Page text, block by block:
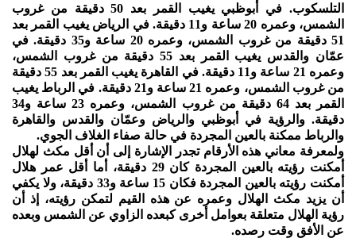
التلسكوب. في أبوظبي يغيب القمر بعد 50 دقيقة من غروب
الشمس، وعمره 20 ساعة و11 دقيقة. في الرياض يغيب القمر بعد
51 دقيقة من غروب الشمس، وعمره 20 ساعة و35 دقيقة. في
عمّان والقدس يغيب القمر بعد 55 دقيقة من غروب الشمس،
وعمره 21 ساعة و11 دقيقة. في القاهرة يغيب القمر بعد 55 دقيقة
من غروب الشمس، وعمره 21 ساعة و21 دقيقة. في الرباط يغيب
القمر بعد 64 دقيقة من غروب الشمس، وعمره 23 ساعة و34
دقيقة. والرؤية في أبوظبي والرياض وعمّان والقدس والقاهرة
والرباط ممكنة بالعين المجردة في حالة صفاء الغلاف الجوي.
ولمعرفة معاني هذه الأرقام تجدر الإشارة إلى أن أقل مكث لهلال
أمكنت رؤيته بالعين المجردة كان 29 دقيقة، أما أقل عمر هلال
أمكنت رؤيته بالعين المجردة فكان 15 ساعة و33 دقيقة، ولا يكفي
أن يزيد مكث الهلال وعمره عن هذه القيم لتمكن رؤيته، إذ أن
رؤية الهلال متعلقة بعوامل أخرى كبعده الزاوي عن الشمس وبعده
عن الأفق وقت رصده.